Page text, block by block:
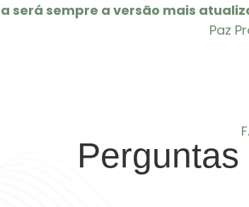
será sempre a versão mais
Paz